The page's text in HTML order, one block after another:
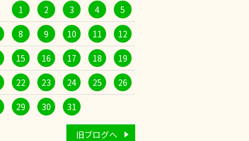
1 2 3 4 5
8 9 10 11 12
15 16 17 18 19
22 23 24 25 26
29 30 31
旧ブログへ